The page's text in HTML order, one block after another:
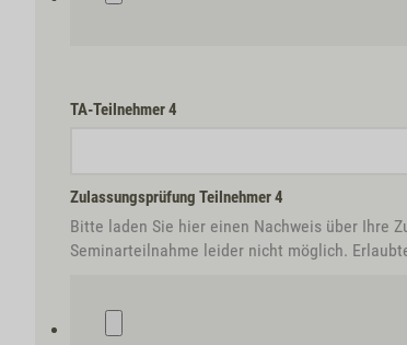
TA-Teilnehmer 4
Zulassungsprüfung Teilnehmer 4
Bitte laden Sie hier einen Nachweis über Ihre
Seminarteilnahme leider nicht möglich.